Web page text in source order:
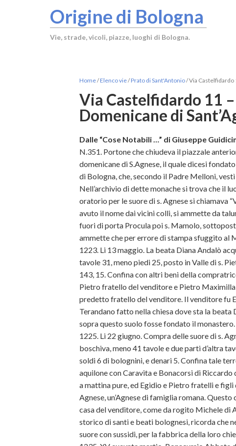
Origine di Bologna
Vie, strade, vicoli, piazze, luoghi di Bologna.
Home/Elenco vie/Prato di Sant'Antonio/Via Castelfidardo
Via Castelfidardo 11
Domenicane di
Dalle “Cose Notabili …” di Giuseppe
N.351. Portone che chiudeva il piazzale
domenicane di S.Agnese, il quale dicesi
di Bologna, che, secondo il Padre Melloni,
Nell’archivio di dette monache si trova che il
oratorio per le suore di s. Agnese si chiamava
avuto il nome dai vicini colli, si ammette da
fuori di porta Procula poi s. Mamolo,
ammette che per errore di stampa sfuggito al
1223. Li 13 maggio. La beata Diana Andalò
tavole 31, meno piedi 25, posto in Valle di s.
143, 15. Confina con altri beni della
Pietro fratello del venditore e Pietro Maximilla
predetto fratello del venditore. Il venditore fu
Terandano fatto nella chiesa dove sta la
sopra questo suolo fosse fondato il monastero.
1225. Li 22 giugno. Compra delle suore di s.
boschiva, meno 41 tavole e due parti d’altra
soldi 6 di bolognini, e denari 5. Confina tale
aquilone con Caravita e Bonacorsi di Riccardo
a mattina pure, ed Egidio e Pietro fratelli e
Agnese, un’Agnese di famiglia romana.
casa del venditore, come da rogito Michele
storico di santi e beati bolognesi, ricorda che
suore con sussidi, per la fabbrica della loro